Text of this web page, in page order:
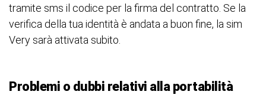
tramite sms il codice per la firma del contratto. Se la
verifica della tua identità è andata a buon fine, la sim
Very sarà attivata subito.
Problemi o dubbi relativi alla portabilità